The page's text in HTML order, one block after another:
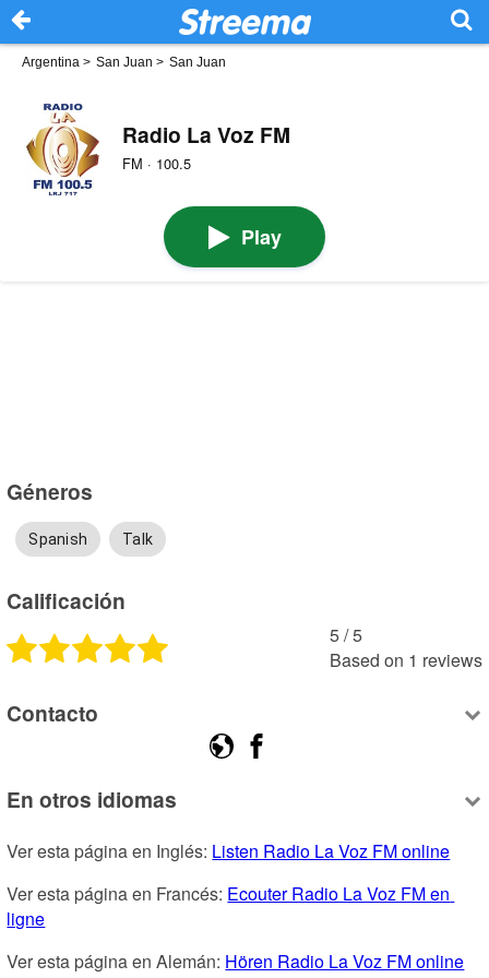
Argentina > San Juan > San Juan
Radio La Voz FM
FM · 100.5
Play
Géneros
Spanish Talk
Calificación
5 /5
Based on 1 reviews
Contacto
En otros idiomas
Ver esta página en Inglés: Listen Radio La Voz FM online
Ver esta página en Francés: Ecouter Radio La Voz FM en
ligne
Ver esta página en Alemán: Hören Radio La Voz FM online